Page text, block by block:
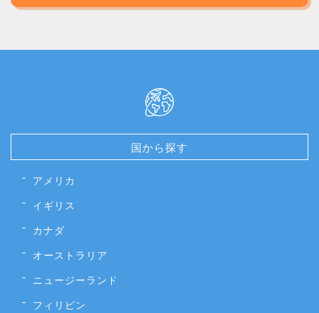
国から探す
アメリカ
イギリス
カナダ
オーストラリア
ニュージーランド
フィリピン